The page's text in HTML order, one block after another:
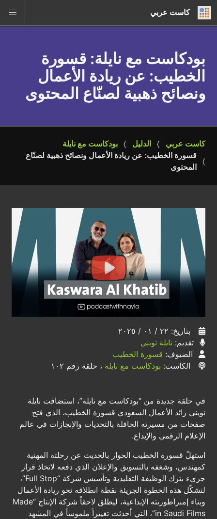
كاست عربي
بودكاست مع نايلة: قسورة
الخطيب: عن ريادة الأعمال
ونصائح ذهبية لصنّاع المحتوى
كاست عربي الدليل
بودكاست مع نايلة
قسورة الخطيب: عن ريادة الأعمال ونصائح ذهبية لصنّاع
المحتوى
بتاريخ: ٢٢ / ٠١ / ٢٠٢٥
تقديم: نايلة تويني
الضيوف: قسورة الخطيب
الكاست: بودكاست مع نايلة ، حلقة رقم ١٠٢
في حلقة جديدة من “بودكاست مع نايلة”، استضافت نايلة
تويني رائد الأعمال السعودي قسورة الخطيب، الذي فتح
صفحات من مسيرته الحافلة بالتحديات والإنجازات في عالم
الإعلام الرقمي والإبداع.
استهلّ قسورة الخطيب الحوار بالحديث عن رحلته المهنية
كمهندس، وشغفه بالتسويق والإعلان الذي دفعه لاتخاذ قرار
جريء بترك الوظيفة التقليدية وتأسيس شركة “Full Stop”،
لتشكّل هذه الخطوة الجريئة نقطة انطلاقه نحو ريادة الأعمال
وبناء إمبراطوريته الإبداعية، ليطلق لاحقاً شركة الإنتاج “Made
in Saudi Films”، التي أحدثت تغييراً ملموساً في المشهد